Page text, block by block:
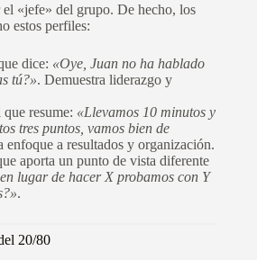
«jefe» del grupo. De hecho, los
estos perfiles:
dice: «Oye, Juan no ha hablado
tú?». Demuestra liderazgo y
que resume: «Llevamos 10 minutos y
tres puntos, vamos bien de
enfoque a resultados y organización.
aporta un punto de vista diferente
lugar de hacer X probamos con Y
.
20/80